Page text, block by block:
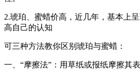
2.琥珀、蜜蜡价高，近几年，基本上
高自己的认知
可三种方法教你区别琥珀与蜜蜡：
一、“摩擦法”：用草纸或报纸摩擦其